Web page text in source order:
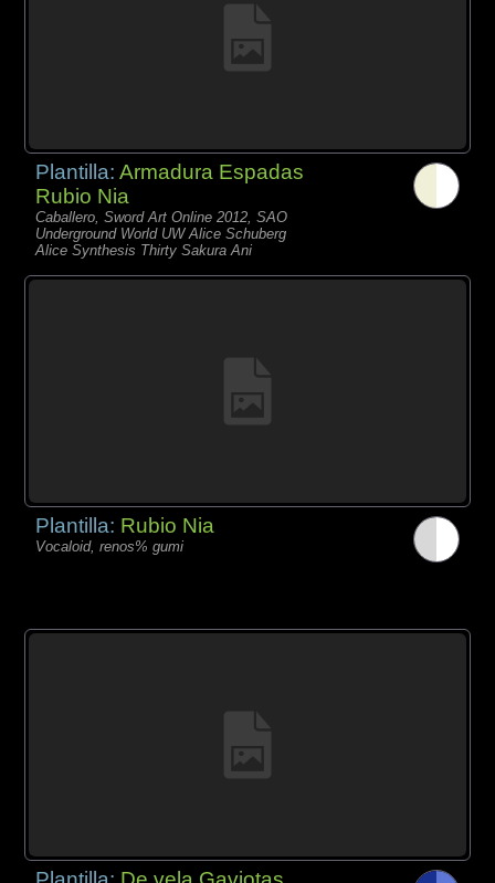
Plantilla:Armadura Espadas
Rubio Nia
Caballero, Sword Art Online 2012, SAO
Underground World UW Alice Schuberg
Alice Synthesis Thirty Sakura Ani
Plantilla: Rubio Nia
Vocaloid, renos% gumi